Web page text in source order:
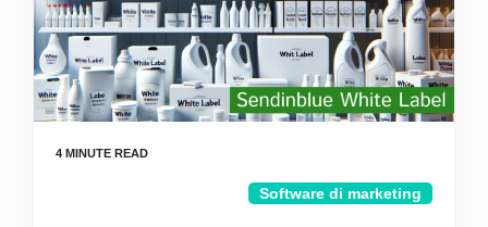
Software di marketing